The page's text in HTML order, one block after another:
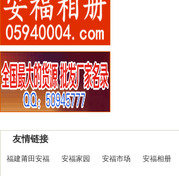
友情链接
福建莆田安福 安福家园 安福市场 安福相册